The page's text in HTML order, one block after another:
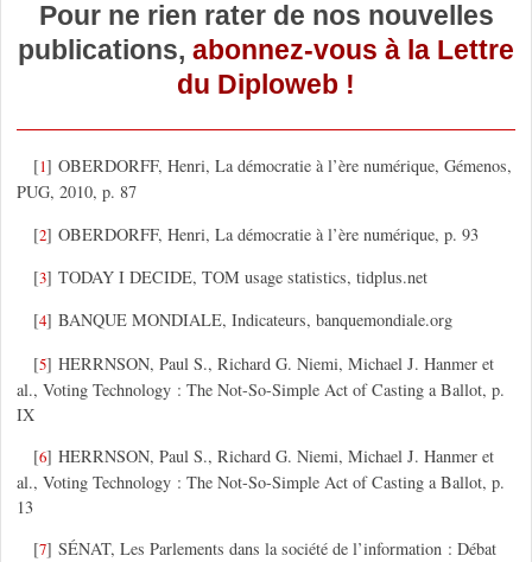
Pour ne rien rater de nos nouvelles
publications, abonnez-vous à la Lettre
du Diploweb !
[1]OBERDORFF, Henri, La démocratie à l’ère numérique, Gémenos,
PUG, 2010, p. 87
[2]OBERDORFF, Henri, La démocratie à l’ère numérique, p. 93
[3]TODAY I DECIDE, TOM usage statistics, tidplus.net
[4]BANQUE MONDIALE, Indicateurs, banquemondiale.org
[5]HERRNSON, Paul S., Richard G. Niemi, Michael J. Hanmer et
al., Voting Technology : The Not-So-Simple Act of Casting a Ballot, p.
IX
[6]HERRNSON, Paul S., Richard G. Niemi, Michael J. Hanmer et
al., Voting Technology : The Not-So-Simple Act of Casting a Ballot, p.
13
[7]SÉNAT, Les Parlements dans la société de l’information : Débat